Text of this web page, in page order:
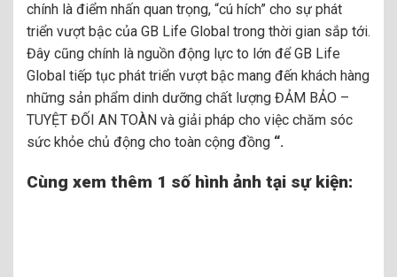
chính là điểm nhấn quan trọng, “cú hích” cho sự phát
triển vượt bậc của GB Life Global trong thời gian sắp tới.
Đây cũng chính là nguồn động lực to lớn để GB Life
Global tiếp tục phát triển vượt bậc mang đến khách hàng
những sản phẩm dinh dưỡng chất lượng ĐẢM BẢO –
TUYỆT ĐỐI AN TOÀN và giải pháp cho việc chăm sóc
sức khỏe chủ động cho toàn cộng đồng “.
Cùng xem thêm 1 số hình ảnh tại sự kiện: